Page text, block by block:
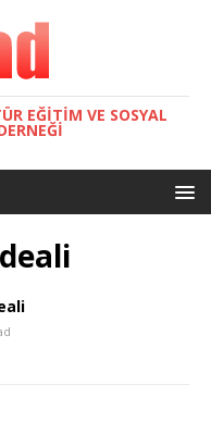
EĞITIM VE SOSYAL